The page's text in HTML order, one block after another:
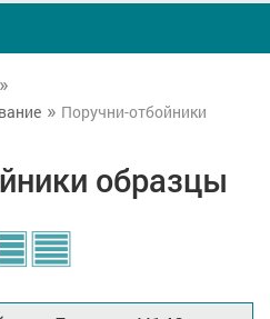
Поручни-отбойники
образцы